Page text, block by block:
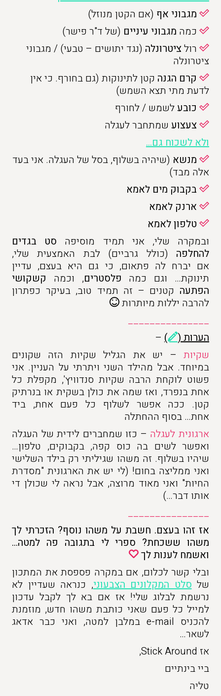
מגבוני אף (אם הקטן מנוזל)
כמה מגבוני עיניים (של ד"ר פישר)
רולציטרונלה (נגד יתושים – טבעי) / מגבוני
ציטרונלה
קרם הגנה קטן לתינוקות (גם בחורף. כי אין
לדעת מתי תצא השמש)
כובעלשמש / לחורף
צעצוע שמתחבר לעגלה
ולא לשכוח גם…
מנשא (שיהיה בשלוף, בסל של העגלה. אני בעד
אלה מבד)
בקבוק מים לאמא
ארנק לאמא
טלפון לאמא
ובמקרה שלי, אני תמיד מוסיפה סט בגדים
להחלפה (כולל גרביים) לבת האמצעית שלי,
אם יברח לה פתאום, כי גם היא בעצם, עדיין
תינוקת… וגם כמה פלסטרים, וכמה קשקושי
הפתעה קטנים – זה תמיד טוב, בעיקר כפתרון
להרבה יללות מיותרות
_______________
הערות (
)
–
שקיות – יש את הגליל שקיות הזה שקונים
במיוחד. אבל מהילד השני ויתרתי על העניין. אני
פשוט לוקחת הרבה שקיות סנדוויץ', מקפלת כל
אחת בנפרד, ואז שמה את כולן בשקית או בנרתיק
קטן. ככה אפשר לשלוף כל פעם אחת, ביד
אחת… בסוף ההחתלה
ארגונית לעגלה – כזו שמחברים לידית של העגלה
ואפשר לשים בה כוס קפה, בקבוקים, טלפון…
שיהיו בשלוף. זה משהו שגיליתי רק בילד השלישי
ואני ממליצה בחום! (לי יש את הארגונית "מסדרת
החיות" ואני מאוד מרוצה, אבל נראה לי שכולן די
אותו דבר…)
_______________
אז זהו בעצם. חשבת על משהו נוסף? הזכרתי לך
משהו ששכחת? ספרי לי בתגובה פה למטה…
ואשמח לענות לך
ובלי קשר לכלום, אם במקרה פספסת את המתכון
של סלט המקלונים הצבעוני, כנראה שעדיין לא
נרשמת לבלוג שלי! אז אם בא לך לקבל עדכון
למייל כל פעם שאני כותבת משהו חדש, מוזמנת
להכניס e-mail במלבן למטה, ואני כבר אדאג
לשאר…
אז Stick Around,
ביי בינתיים
טליה